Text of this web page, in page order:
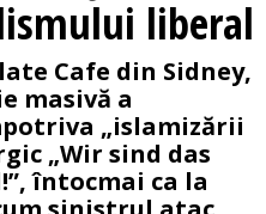
liberal
Cafe din Sidney,
masivă a
„islamizării
„Wir sind das
întocmai ca la